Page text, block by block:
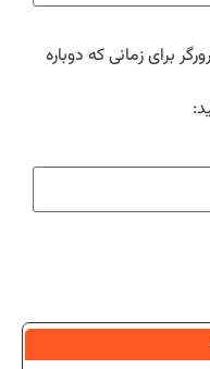
برای زمانی که دوباره